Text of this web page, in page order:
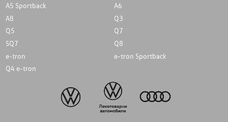
A5 Sportback
A6
A8
Q3
Q5
Q7
SQ7
Q8
e-tron
e-tron Sportback
Q4 e-tron